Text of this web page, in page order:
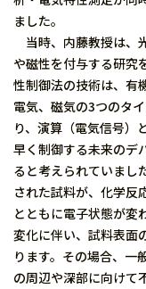
ました。
当時、内藤教授は、
や磁性を付与する研究
性制御法の技術は、有
電気、磁気の3つのタ
り、演算（電気信号）
早く制御する未来のデ
ると考えられていまし
された試料が、化学反
とともに電子状態が変
変化に伴い、試料表面
ります。その場合、一
の周辺や深部に向けて